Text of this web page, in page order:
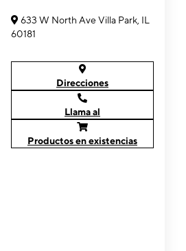
633 W North Ave Villa Park, IL
60181
Direcciones
Llama al
Productos en existencias